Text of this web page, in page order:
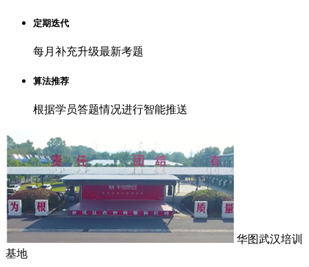
定期迭代
每月补充升级最新考题
算法推荐
根据学员答题情况进行智能推送
华图武汉培训
基地